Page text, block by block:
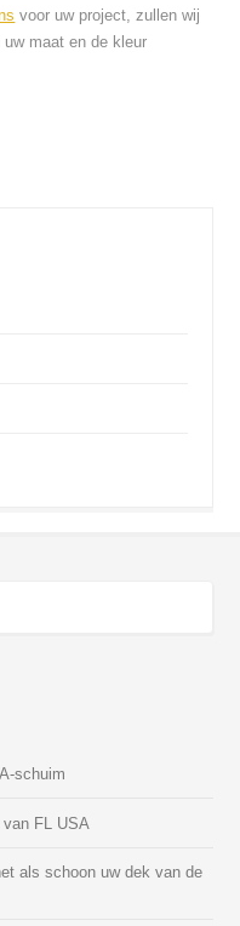
voor uw project, zullen wij
maat en de kleur
schuim
FL USA
als schoon uw dek van de